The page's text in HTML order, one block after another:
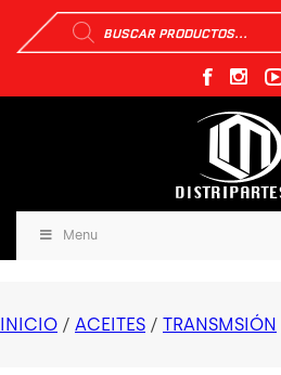
Búsqueda
de
productos
Menu
INICIO / ACEITES / TRANSMSIÓN